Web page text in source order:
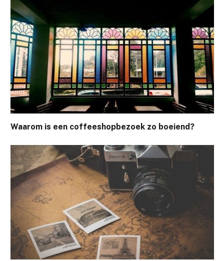
Waarom is een coffeeshopbezoek zo boeiend?